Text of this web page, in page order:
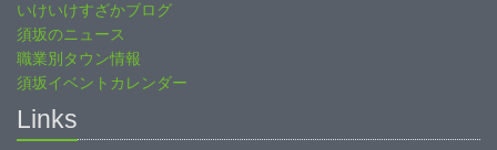
いけいけすざかブログ
須坂のニュース
職業別タウン情報
須坂イベントカレンダー
Links